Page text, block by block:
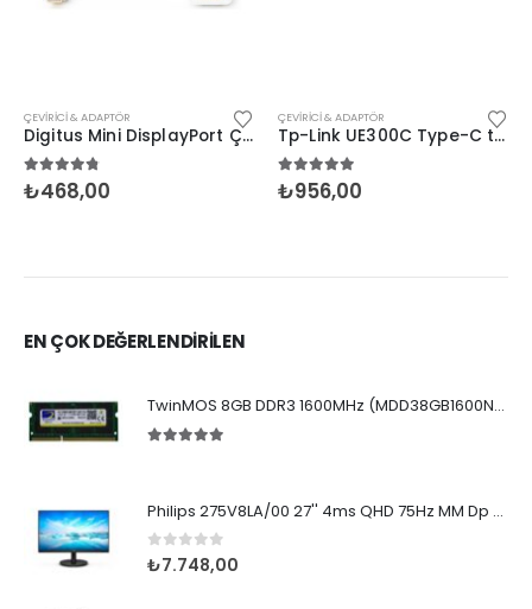
ÇEVIRICI & ADAPTÖR
Digitus Mini DisplayPort Çevirici to HDMI Dişi
4.675 üzerinden
₺468,00
ÇEVIRICI & ADAPTÖR
Tp-Link UE300C Type-C to RJ-45 Gigabit Adaptör
5.005 üzerinden
₺956,00
EN ÇOK DEĞERLENDİRİLEN
TwinMOS 8GB DDR3 1600MHz (MDD38GB1600N) (NB)
Philips 275V8LA/00 27'' 4ms QHD 75Hz MM Dp Hdmi VA
0 5 üzerinden
₺7.748,00